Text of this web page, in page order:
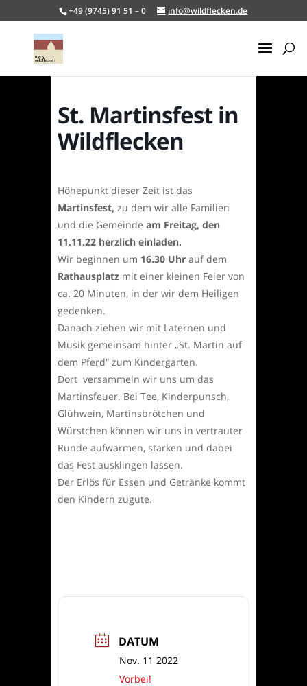
+49 (9745) 91 51 – 0 info@wildflecken.de
St. Martinsfest in
Wildflecken
Höhepunkt dieser Zeit ist das
Martinsfest, zu dem wir alle Familien
und die Gemeinde am Freitag, den
11.11.22 herzlich einladen.
Wir beginnen um 16.30 Uhr auf dem
Rathausplatz mit einer kleinen Feier von
ca. 20 Minuten, in der wir dem Heiligen
gedenken.
Danach ziehen wir mit Laternen und
Musik gemeinsam hinter „St. Martin auf
dem Pferd“ zum Kindergarten.
Dort versammeln wir uns um das
Martinsfeuer. Bei Tee, Kinderpunsch,
Glühwein, Martinsbrötchen und
Würstchen können wir uns in vertrauter
Runde aufwärmen, stärken und dabei
das Fest ausklingen lassen.
Der Erlös für Essen und Getränke kommt
den Kindern zugute.
DATUM
Nov. 11 2022
Vorbei!